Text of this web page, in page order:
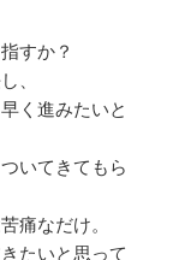
すか？
、
く進みたいと
いてきてもら
痛なだけ。
たいと思って